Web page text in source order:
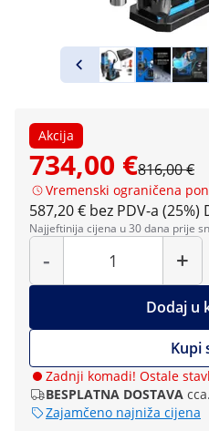
Akcija
734,00 €816,00 €
Vremenski ograničena
587,20 € bez PDV-a (25%)
Najjeftinija cijena u 30 dana prije
-
Količina
+
Dodaj u
Kupi
Zadnji komadi! Ostale
BESPLATNA DOSTAVA
Zajamčeno najniža cijena